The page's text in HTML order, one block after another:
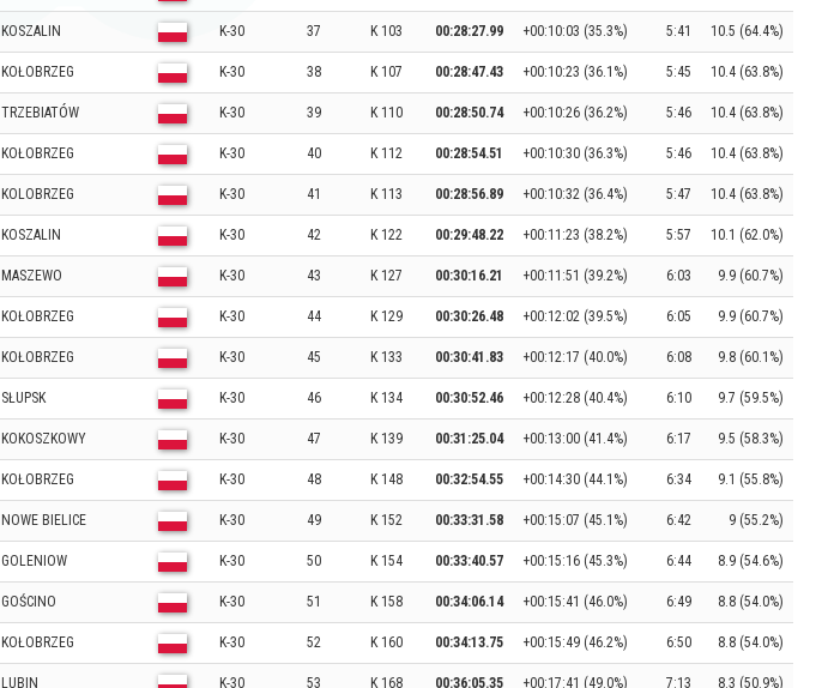
KOSZALIN K-30 37 K 103 00:28:27.99 +00:10:03 (35.3%) 5:41 10.5 (64.4%)
KOŁOBRZEG K-30 38 K 107 00:28:47.43 +00:10:23 (36.1%) 5:45 10.4 (63.8%)
TRZEBIATÓW K-30 39 K 110 00:28:50.74 +00:10:26 (36.2%) 5:46 10.4 (63.8%)
KOŁOBRZEG K-30 40 K 112 00:28:54.51 +00:10:30 (36.3%) 5:46 10.4 (63.8%)
KOLOBRZEG K-30 41 K 113 00:28:56.89 +00:10:32 (36.4%) 5:47 10.4 (63.8%)
KOSZALIN K-30 42 K 122 00:29:48.22 +00:11:23 (38.2%) 5:57 10.1 (62.0%)
MASZEWO K-30 43 K 127 00:30:16.21 +00:11:51 (39.2%) 6:03 9.9 (60.7%)
KOŁOBRZEG K-30 44 K 129 00:30:26.48 +00:12:02 (39.5%) 6:05 9.9 (60.7%)
KOŁOBRZEG K-30 45 K 133 00:30:41.83 +00:12:17 (40.0%) 6:08 9.8 (60.1%)
SŁUPSK K-30 46 K 134 00:30:52.46 +00:12:28 (40.4%) 6:10 9.7 (59.5%)
KOKOSZKOWY K-30 47 K 139 00:31:25.04 +00:13:00 (41.4%) 6:17 9.5 (58.3%)
KOŁOBRZEG K-30 48 K 148 00:32:54.55 +00:14:30 (44.1%) 6:34 9.1 (55.8%)
NOWE BIELICE K-30 49 K 152 00:33:31.58 +00:15:07 (45.1%) 6:42 9 (55.2%)
GOLENIOW K-30 50 K 154 00:33:40.57 +00:15:16 (45.3%) 6:44 8.9 (54.6%)
GOŚCINO K-30 51 K 158 00:34:06.14 +00:15:41 (46.0%) 6:49 8.8 (54.0%)
KOŁOBRZEG K-30 52 K 160 00:34:13.75 +00:15:49 (46.2%) 6:50 8.8 (54.0%)
LUBIN K-30 53 K 168 00:36:05.35 +00:17:41 (49.0%) 7:13 8.3 (50.9%)